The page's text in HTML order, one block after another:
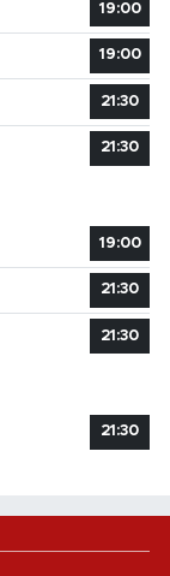
19:00
19:00
21:30
21:30
19:00
21:30
21:30
21:30